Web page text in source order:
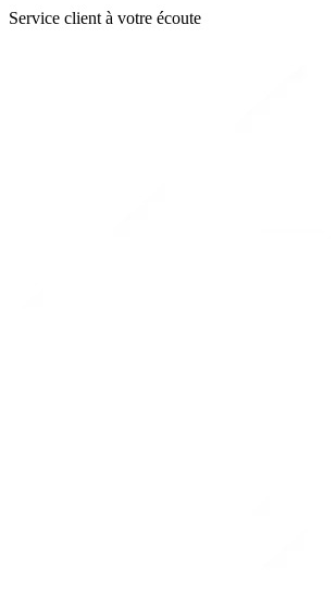
Service client à votre écoute